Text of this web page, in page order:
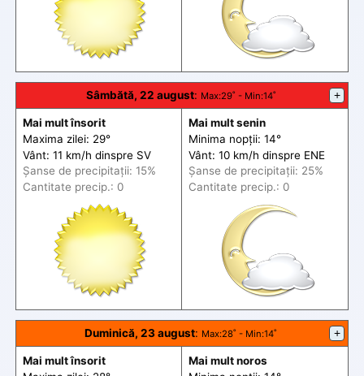
Sâmbătă, 22 august: Max:29˚ - Min:14˚ +
Mai mult însorit
Maxima zilei: 29°
Vânt: 11 km/h dinspre SV
Șanse de precipitații: 15%
Cantitate precip.: 0
Mai mult senin
Minima nopții: 14°
Vânt: 10 km/h dinspre ENE
Șanse de precipitații: 25%
Cantitate precip.: 0
Duminică, 23 august: Max:28˚ - Min:14˚ +
Mai mult însorit
Mai mult noros